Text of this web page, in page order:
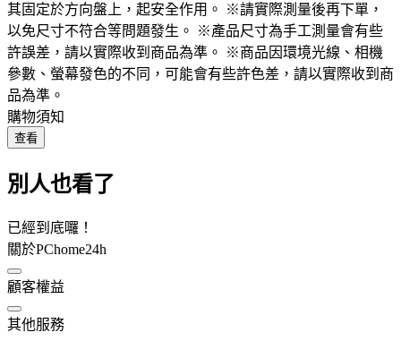
其固定於方向盤上，起安全作用。 ※請實際測量後再下單，
以免尺寸不符合等問題發生。 ※產品尺寸為手工測量會有些
許誤差，請以實際收到商品為準。 ※商品因環境光線、相機
參數、螢幕發色的不同，可能會有些許色差，請以實際收到商
品為準。
購物須知
查看
別人也看了
已經到底囉！
關於PChome24h
顧客權益
其他服務